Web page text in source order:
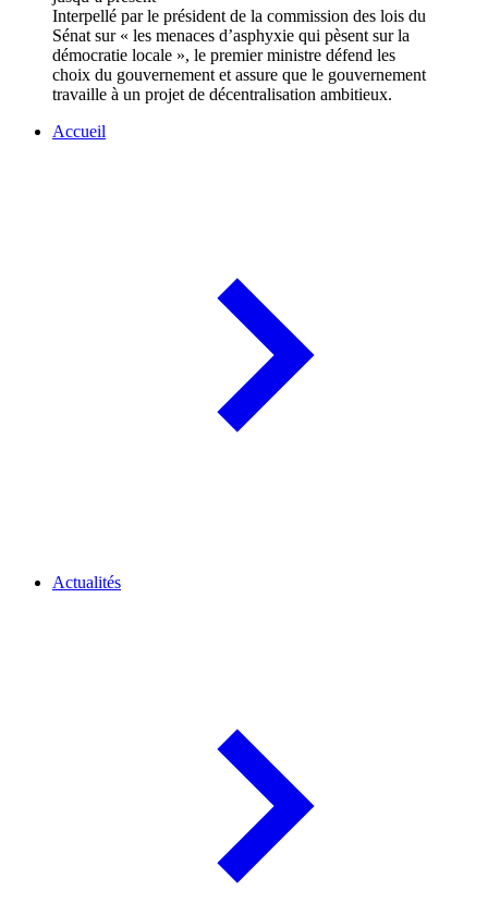
Interpellé par le président de la commission des lois du
Sénat sur « les menaces d’asphyxie qui pèsent sur la
démocratie locale », le premier ministre défend les
choix du gouvernement et assure que le gouvernement
travaille à un projet de décentralisation ambitieux.
Accueil
Actualités